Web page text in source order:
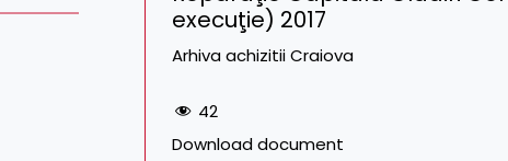
execuţie) 2017
Arhiva achizitii Craiova
42
Download document